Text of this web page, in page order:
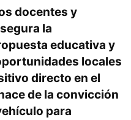
docentes y
la
educativa y
locales
directo en el
de la convicción
para